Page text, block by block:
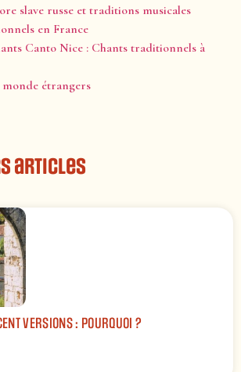
slave russe et traditions musicales
en France
Canto Nice : Chants traditionnels à
monde étrangers
articles
VERSIONS : POURQUOI ?